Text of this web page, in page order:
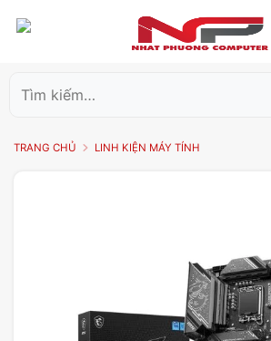
kiếm:
TRANG CHỦ LINH KIỆN MÁY TÍNH